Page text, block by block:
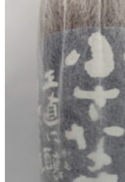
吉永酒造場
田村合名
薩摩酒造
白石酒造
白玉醸造